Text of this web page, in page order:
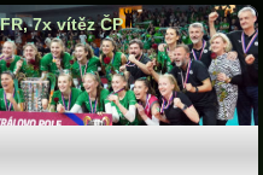
7x vítěz ČP